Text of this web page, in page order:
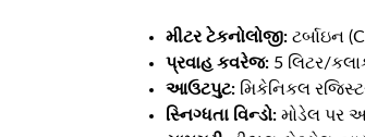
મીટર ટેકનોલોજી: ટર્બાઇન
પ્રવાહ કવરેજ: 5 લિટર/
આઉટપુટ: મિકેનિકલ
સ્નિગ્ધતા વિન્ડો: મોડેલ પર